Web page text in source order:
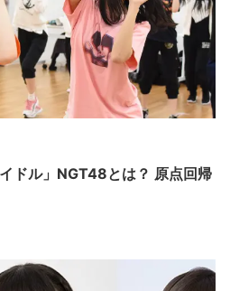
ドル」NGT48とは？ 原点回帰